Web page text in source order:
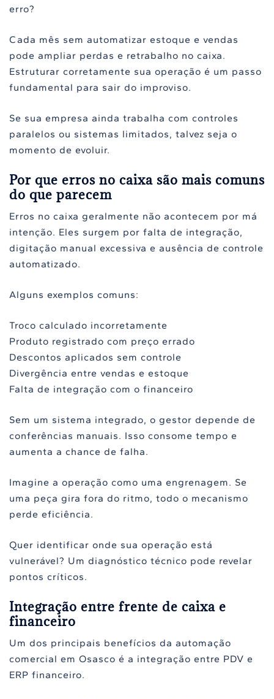
erro?
Cada mês sem automatizar estoque e vendas
pode ampliar perdas e retrabalho no caixa.
Estruturar corretamente sua operação é um passo
fundamental para sair do improviso.
Se sua empresa ainda trabalha com controles
paralelos ou sistemas limitados, talvez seja o
momento de evoluir.
Por que erros no caixa são mais comuns
do que parecem
Erros no caixa geralmente não acontecem por má
intenção. Eles surgem por falta de integração,
digitação manual excessiva e ausência de controle
automatizado.
Alguns exemplos comuns:
Troco calculado incorretamente
Produto registrado com preço errado
Descontos aplicados sem controle
Divergência entre vendas e estoque
Falta de integração com o financeiro
Sem um sistema integrado, o gestor depende de
conferências manuais. Isso consome tempo e
aumenta a chance de falha.
Imagine a operação como uma engrenagem. Se
uma peça gira fora do ritmo, todo o mecanismo
perde eficiência.
Quer identificar onde sua operação está
vulnerável? Um diagnóstico técnico pode revelar
pontos críticos.
Integração entre frente de caixa e
financeiro
Um dos principais benefícios da automação
comercial em Osasco é a integração entre PDV e
ERP financeiro.